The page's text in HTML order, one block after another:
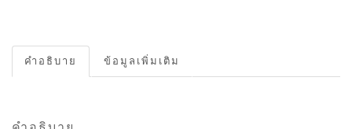
คำอธิบาย ข้อมูลเพิ่มเติม